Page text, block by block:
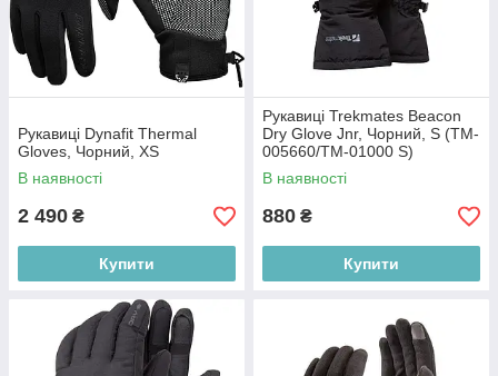
Рукавиці Dynafit Thermal
Gloves, Чорний, XS
В наявності
2 490 ₴
Купити
Рукавиці Trekmates Beacon
Dry Glove Jnr, Чорний, S (TM-
005660/TM-01000 S)
В наявності
880 ₴
Купити